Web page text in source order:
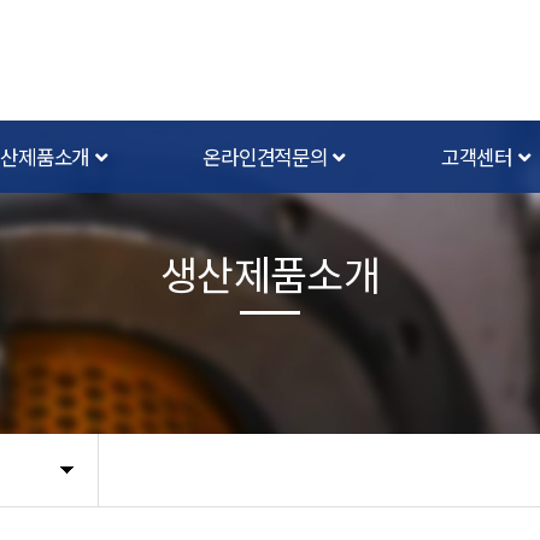
제품소개 온라인견적문의 고객센터
생산제품소개